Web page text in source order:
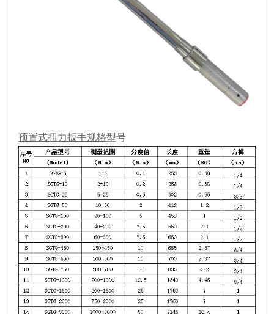
预置式扭力扳手规格型号